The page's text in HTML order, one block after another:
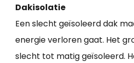
Dakisolatie
Een slecht geïsoleerd dak
energie verloren gaat. Het
slecht tot matig geïsoleerd.